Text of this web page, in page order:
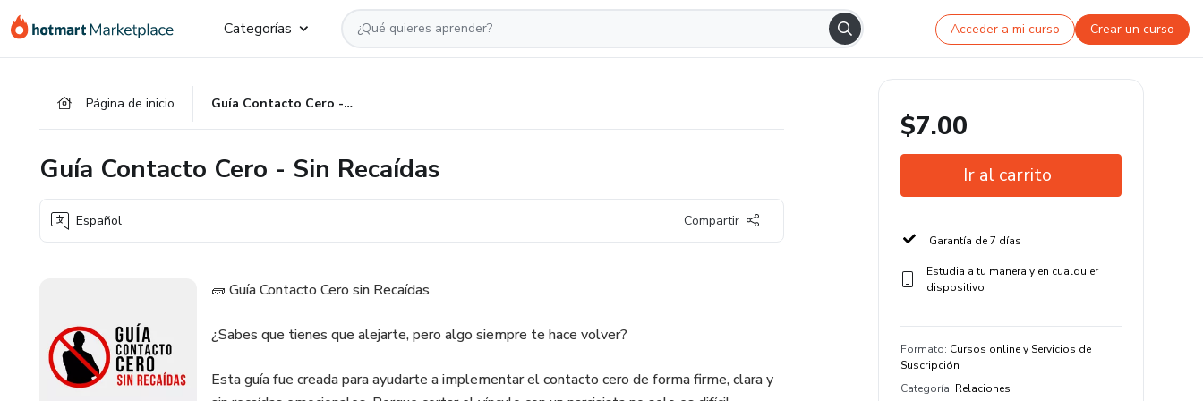
Categorías Acceder a mi curso Crear un curso
Página de inicio Guía Contacto Cero - Sin Recaídas
Guía Contacto Cero - Sin Recaídas
Español Compartir
🧱 Guía Contacto Cero sin Recaídas
¿Sabes que tienes que alejarte, pero algo siempre te hace volver?
Esta guía fue creada para ayudarte a implementar el contacto cero de forma firme, clara y
$7.00
Ir al carrito
Garantía de 7 días
Estudia a tu manera y en cualquier
dispositivo
Formato: Cursos online y Servicios de
Suscripción
Categoría: Relaciones